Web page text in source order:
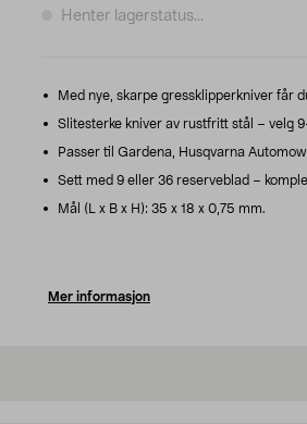
Henter lagerstatus...
Med nye, skarpe gressklipperkniver får
Slitesterke kniver av rustfritt stål – velg
Passer til Gardena, Husqvarna
Sett med 9 eller 36 reserveblad –
Mål (L x B x H): 35 x 18 x 0,75 mm.
Mer informasjon